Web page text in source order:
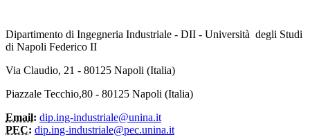
Dipartimento di Ingegneria Industriale - DII - Università degli Studi
di Napoli Federico II
Via Claudio, 21 - 80125 Napoli (Italia)
Piazzale Tecchio,80 - 80125 Napoli (Italia)
Email: dip.ing-industriale@unina.it
PEC: dip.ing-industriale@pec.unina.it